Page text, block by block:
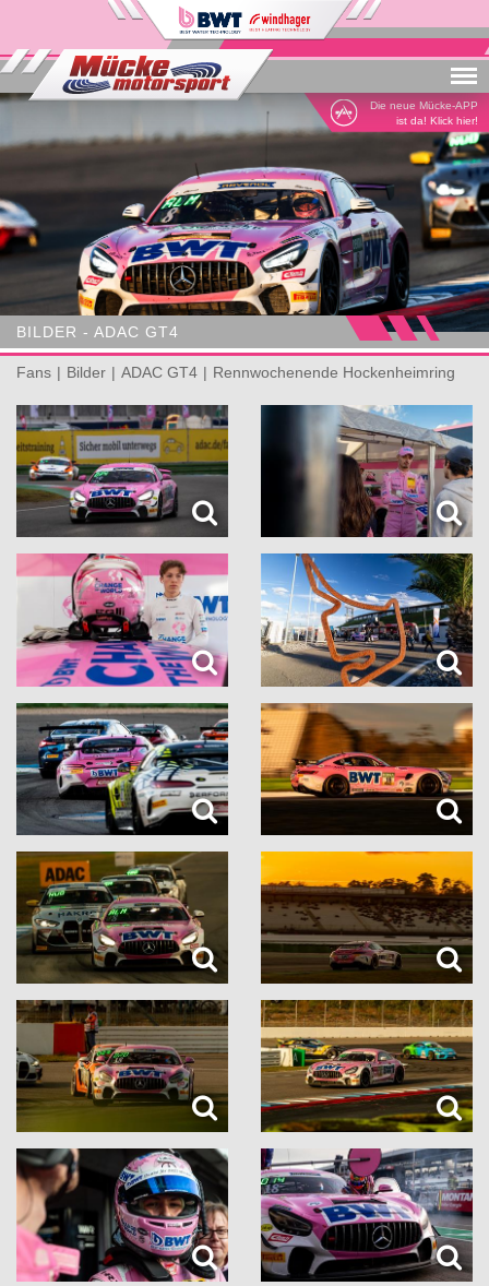
Die neue Mücke-APP
ist da! Klick hier!
BILDER - ADAC GT4
Fans Bilder ADAC GT4 Rennwochenende Hockenheimring